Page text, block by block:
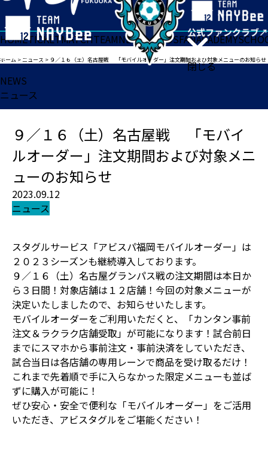
閉じる
HOMETICKETMATCHTEAMNEWSGOODSFANACADEMY
ホーム >ニュース > ９／１６（土）名古屋戦 「モバイルオーダー」注文期間および対象メニューのお知らせ
NEWS
ニュース
９／１６（土）名古屋戦 「モバイ
ルオーダー」注文期間および対象メニ
ューのお知らせ
2023.09.12
ニュース
スタグルサービス「アビスパ福岡モバイルオーダー」は
２０２３シーズンも継続導入しております。
９／１６（土）名古屋グランパス戦の注文期間は本日か
ら３日間！対象店舗は１２店舗！今回の対象メニューが
決定いたしましたので、お知らせいたします。
モバイルオーダーをご利用いただくと、「カンタン事前
注文＆ラクラク店舗受取」が可能になります！試合前日
までにスマホから事前注文・事前決済をしていただき、
試合当日は各店舗の専用レーンで商品を受け取るだけ！
これまで先着順で手に入らなかった限定メニューも並ば
ずに購入が可能に！
ぜひ安心・安全で便利な「モバイルオーダー」をご活用
いただき、アビスタグルをご堪能ください！